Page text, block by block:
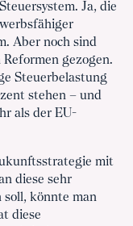
Ja, die
Aber noch sind
gezogen.
Steuerbelastung
stehen – und
als der EU-
mit
diese sehr
soll, könnte man
diese